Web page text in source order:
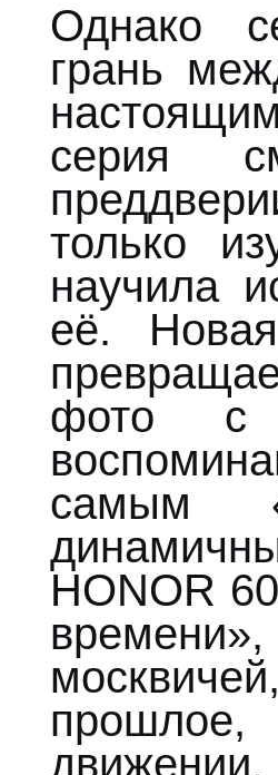
Однако
грань
серия
только
научила
её.
фото с
самым
HONOR
движении.